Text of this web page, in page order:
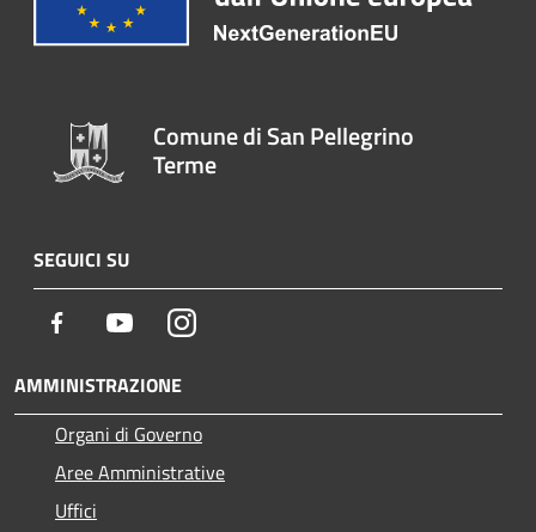
Comune di San Pellegrino
Terme
SEGUICI SU
Facebook YoutubeInstagram
AMMINISTRAZIONE
Organi di Governo
Aree Amministrative
Uffici